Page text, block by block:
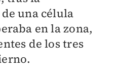
una célula
en la zona,
de los tres